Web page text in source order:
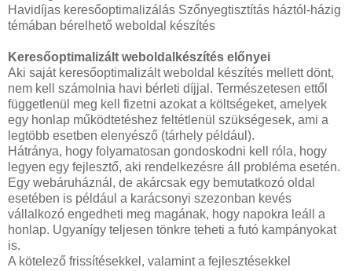
Havidíjas keresőoptimalizálás Szőnyegtisztítás háztól-házig
témában bérelhető weboldal készítés
Keresőoptimalizált weboldalkészítés előnyei
Aki saját keresőoptimalizált weboldal készítés mellett dönt,
nem kell számolnia havi bérleti díjjal. Természetesen ettől
függetlenül meg kell fizetni azokat a költségeket, amelyek
egy honlap működtetéshez feltétlenül szükségesek, ami a
legtöbb esetben elenyésző (tárhely például).
Hátránya, hogy folyamatosan gondoskodni kell róla, hogy
legyen egy fejlesztő, aki rendelkezésre áll probléma esetén.
Egy webáruháznál, de akárcsak egy bemutatkozó oldal
esetében is például a karácsonyi szezonban kevés
vállalkozó engedheti meg magának, hogy napokra leáll a
honlap. Ugyanígy teljesen tönkre teheti a futó kampányokat
is.
A kötelező frissítésekkel, valamint a fejlesztésekkel